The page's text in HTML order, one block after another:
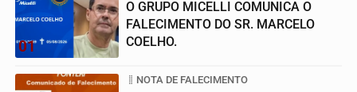
01
O GRUPO MICELLI COMUNICA O
FALECIMENTO DO SR. MARCELO
COELHO.
NOTA DE FALECIMENTO